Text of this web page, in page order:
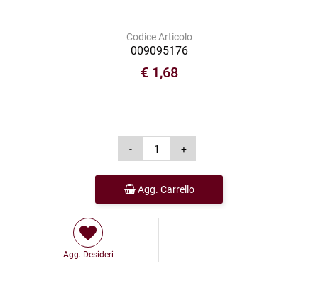
Codice Articolo
009095176
€ 1,68
Agg. Carrello
Agg. Desideri